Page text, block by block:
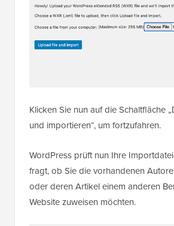
Klicken Sie nun auf die Schaltfläche
und importieren“, um fortzufahren.
WordPress prüft nun Ihre
fragt, ob Sie die vorhandenen
oder deren Artikel einem anderen
Website zuweisen möchten.